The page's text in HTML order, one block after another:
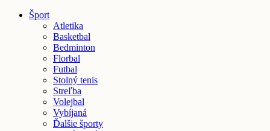
Šport
Atletika
Basketbal
Bedminton
Florbal
Futbal
Stolný tenis
Streľba
Volejbal
Vybíjaná
Ďalšie športy